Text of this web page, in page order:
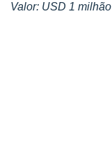
Valor: USD 1 milhão